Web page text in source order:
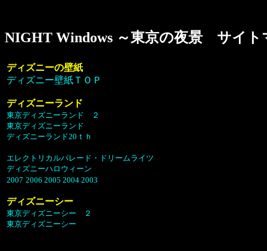
NIGHT Windows ～東京の夜景 サイト
ディズニーの壁紙
ディズニー壁紙ＴＯＰ
ディズニーランド
東京ディズニーランド ２
東京ディズニーランド
ディズニーランド20ｔｈ
エレクトリカルパレード・ドリームライツ
ディズニーハロウィーン
2007 2006 2005 2004 2003
ディズニーシー
東京ディズニーシー ２
東京ディズニーシー